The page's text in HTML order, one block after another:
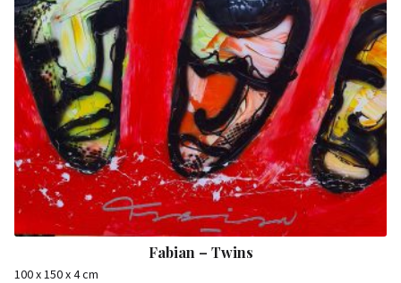
Fabian – Twins
100 x 150 x 4 cm